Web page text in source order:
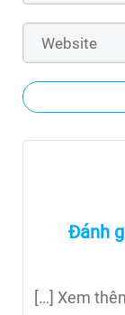
Đánh
[…] Xem